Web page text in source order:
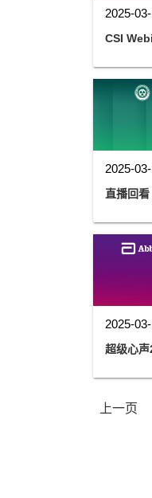
2025-
CSI
2025-
直播回
2025-
超级心
上一页